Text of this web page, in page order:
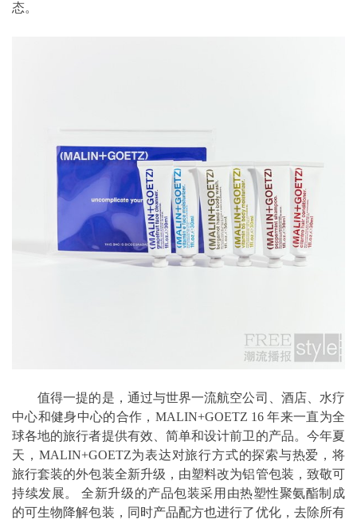
态。
值得一提的是，通过与世界一流航空公司、酒店、水疗
中心和健身中心的合作，MALIN+GOETZ 16 年来一直为全
球各地的旅行者提供有效、简单和设计前卫的产品。今年夏
天，MALIN+GOETZ为表达对旅行方式的探索与热爱，将
旅行套装的外包装全新升级，由塑料改为铝管包装，致敬可
持续发展。 全新升级的产品包装采用由热塑性聚氨酯制成
的可生物降解包装，同时产品配方也进行了优化，去除所有